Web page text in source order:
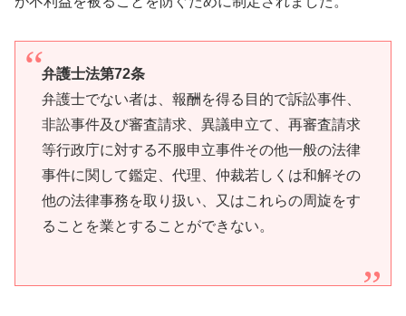
弁護士法第72条
弁護士でない者は、報酬を得る目的で訴訟事件、
非訟事件及び審査請求、異議申立て、再審査請求
等行政庁に対する不服申立事件その他一般の法律
事件に関して鑑定、代理、仲裁若しくは和解その
他の法律事務を取り扱い、又はこれらの周旋をす
ることを業とすることができない。